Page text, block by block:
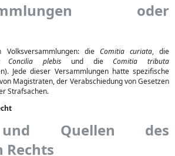
oder
die Comitia curiata, die
Concilia plebis und dieComitia tributa
Jede dieser Versammlungen hatte spezifische
Magistraten, der Verabschiedung von Gesetzen
Strafsachen.
Quellen des
Rechts